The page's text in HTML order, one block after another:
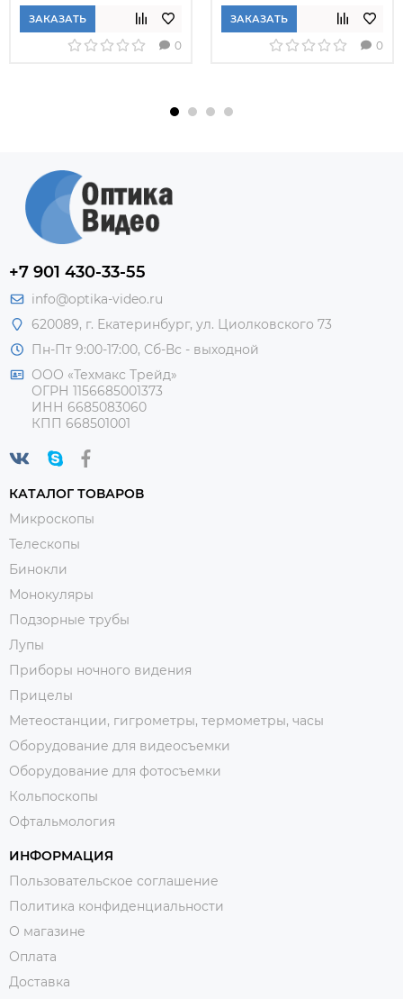
ЗАКАЗАТЬ
0
ЗАКАЗАТЬ
0
+7 901 430-33-55
info@optika-video.ru
620089, г. Екатеринбург, ул. Циолковского 73
Пн-Пт 9:00-17:00, Сб-Вс - выходной
ООО «Техмакс Трейд»
ОГРН 1156685001373
ИНН 6685083060
КПП 668501001
КАТАЛОГ ТОВАРОВ
Микроскопы
Телескопы
Бинокли
Монокуляры
Подзорные трубы
Лупы
Приборы ночного видения
Прицелы
Метеостанции, гигрометры, термометры, часы
Оборудование для видеосъемки
Оборудование для фотосъемки
Кольпоскопы
Офтальмология
ИНФОРМАЦИЯ
Пользовательское соглашение
Политика конфиденциальности
О магазине
Оплата
Доставка